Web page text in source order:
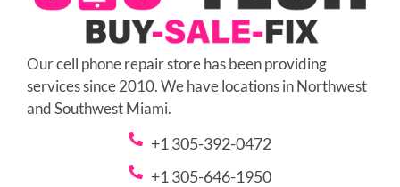
Our cell phone repair store has been providing
services since 2010. We have locations in Northwest
and Southwest Miami.
+1 305-392-0472
+1 305-646-1950